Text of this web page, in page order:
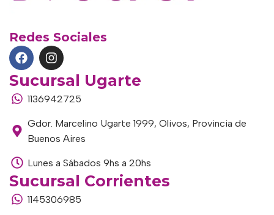
Redes Sociales
Sucursal Ugarte
1136942725
Gdor. Marcelino Ugarte 1999, Olivos, Provincia de
Buenos Aires
Lunes a Sábados 9hs a 20hs
Sucursal Corrientes
1145306985